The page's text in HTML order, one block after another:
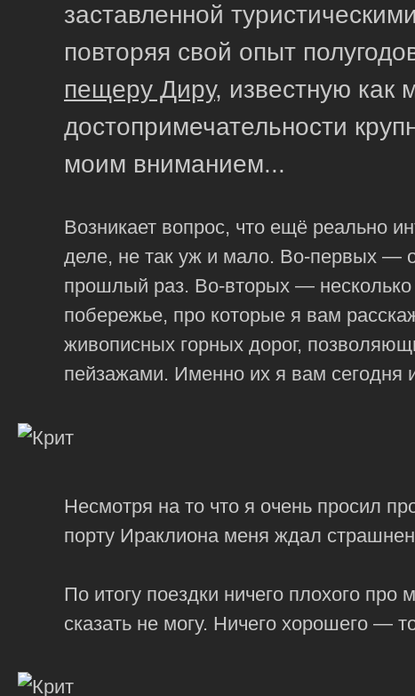
заставленной
повторяя свой опыт
пещеру Диру, известную как
достопримечательности
моим вниманием...
Возникает вопрос, что ещё реально
деле, не так уж и мало. Во-первых —
прошлый раз. Во-вторых — несколько
побережье, про которые я вам
живописных горных дорог,
пейзажами. Именно их я вам сегодня
Несмотря на то что я очень просил
порту Ираклиона меня ждал
По итогу поездки ничего плохого про
сказать не могу. Ничего хорошего —